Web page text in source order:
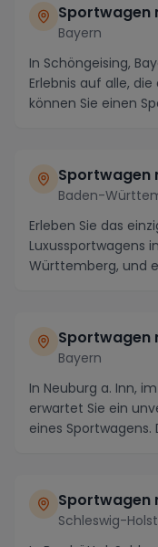
Sportwagen
Bayern
In Schöngeising,
Erlebnis auf alle,
können Sie einen
Sportwagen
Baden-
Erleben Sie das
Luxussportwagens
Württemberg, und
Sportwagen
Bayern
In Neuburg a. Inn,
erwartet Sie ein
eines Sportwagens.
Sportwagen
Schleswig-